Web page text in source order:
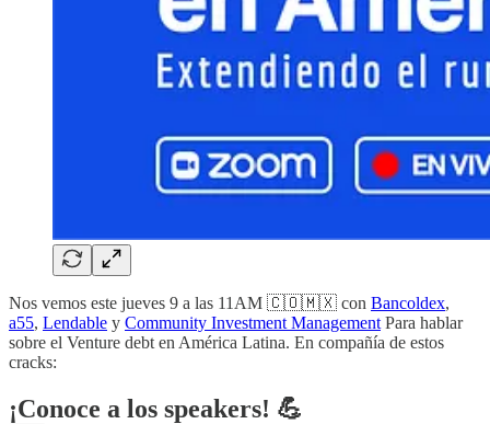
Nos vemos este jueves 9 a las 11AM 🇨🇴🇲🇽 con Bancoldex,
a55, Lendable y Community Investment Management Para hablar
sobre el Venture debt en América Latina. En compañía de estos
cracks:
¡Conoce a los speakers! 💪